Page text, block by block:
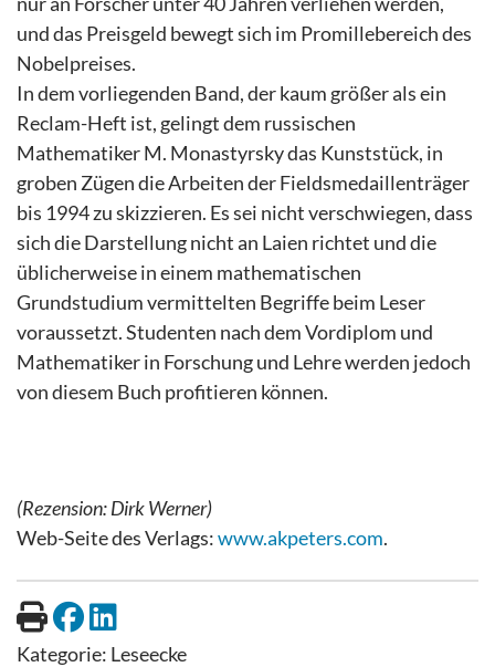
und das Preisgeld bewegt sich im Promillebereich des
Nobelpreises.
In dem vorliegenden Band, der kaum größer als ein
Reclam-Heft ist, gelingt dem russischen
Mathematiker M. Monastyrsky das Kunststück, in
groben Zügen die Arbeiten der Fieldsmedaillenträger
bis 1994 zu skizzieren. Es sei nicht verschwiegen, dass
sich die Darstellung nicht an Laien richtet und die
üblicherweise in einem mathematischen
Grundstudium vermittelten Begriffe beim Leser
voraussetzt. Studenten nach dem Vordiplom und
Mathematiker in Forschung und Lehre werden jedoch
von diesem Buch profitieren können.
(Rezension: Dirk Werner)
Web-Seite des Verlags:www.akpeters.com.
Kategorie: Leseecke